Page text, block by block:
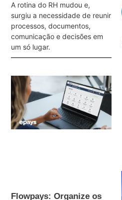
A rotina do RH mudou e,
surgiu a necessidade de reunir
processos, documentos,
comunicação e decisões em
um só lugar.
Flowpays: Organize os